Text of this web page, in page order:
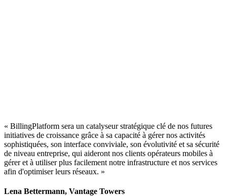
« BillingPlatform sera un catalyseur stratégique clé de nos futures
initiatives de croissance grâce à sa capacité à gérer nos activités
sophistiquées, son interface conviviale, son évolutivité et sa sécurité
de niveau entreprise, qui aideront nos clients opérateurs mobiles à
gérer et à utiliser plus facilement notre infrastructure et nos services
afin d'optimiser leurs réseaux. »
Lena Bettermann, Vantage Towers